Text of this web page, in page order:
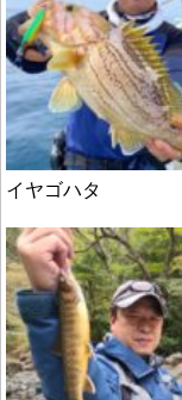
イヤゴハタ